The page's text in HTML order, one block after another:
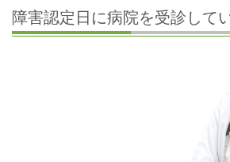
障害認定日に病院を受診して